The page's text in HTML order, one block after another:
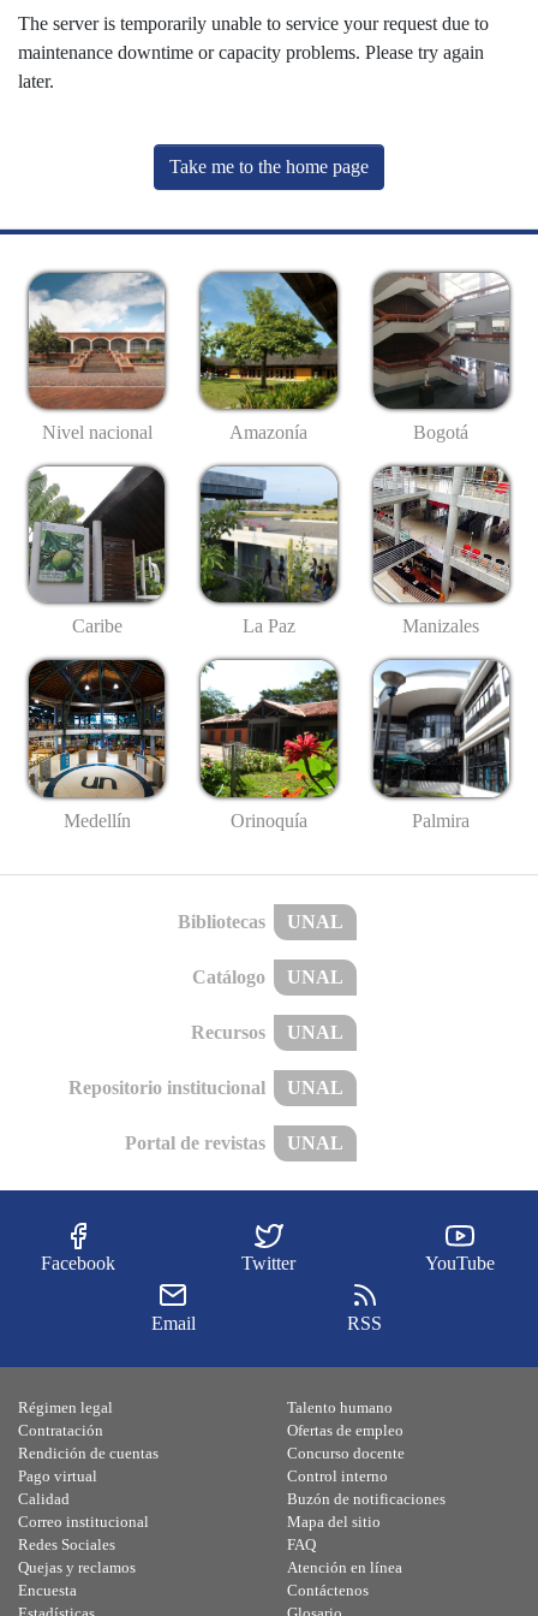
The server is temporarily unable to service your request due to
maintenance downtime or capacity problems. Please try again
later.
Take me to the home page
Nivel nacional Amazonía Bogotá
Caribe La Paz Manizales
Medellín Orinoquía Palmira
Bibliotecas UNAL
Catálogo UNAL
Recursos UNAL
Repositorio institucional UNAL
Portal de revistas UNAL
Facebook Twitter YouTube
Email RSS
Régimen legal
Contratación
Rendición de cuentas
Pago virtual
Calidad
Talento humano
Ofertas de empleo
Concurso docente
Control interno
Buzón de notificaciones
Correo institucional
Redes Sociales
Quejas y reclamos
Encuesta
Mapa del sitio
FAQ
Atención en línea
Contáctenos